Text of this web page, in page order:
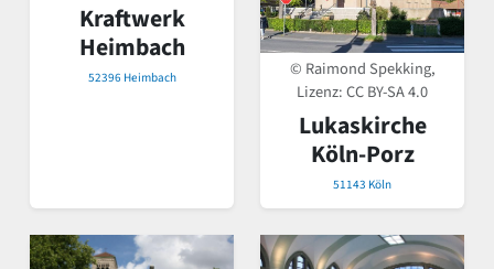
Kraftwerk
Heimbach
52396 Heimbach
© Raimond Spekking,
Lizenz:CC BY-SA 4.0
Lukaskirche
Köln-Porz
51143 Köln